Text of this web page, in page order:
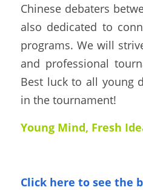
Chinese debaters
also dedicated to
programs. We will
and professional
Best luck to all young
in the tournament!
Young Mind, Fresh
Click here to see the